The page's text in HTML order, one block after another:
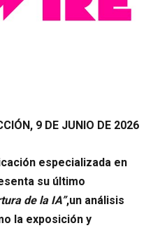
9 DE JUNIO DE 2026
especializada en
su último
de la IA”,un análisis
la exposición y